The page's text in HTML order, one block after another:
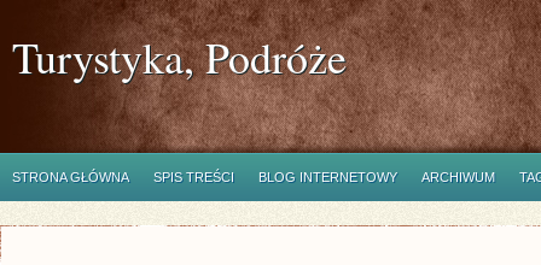
Turystyka, Podróże
STRONA GŁÓWNA SPIS TREŚCI BLOG INTERNETOWY ARCHIWUM